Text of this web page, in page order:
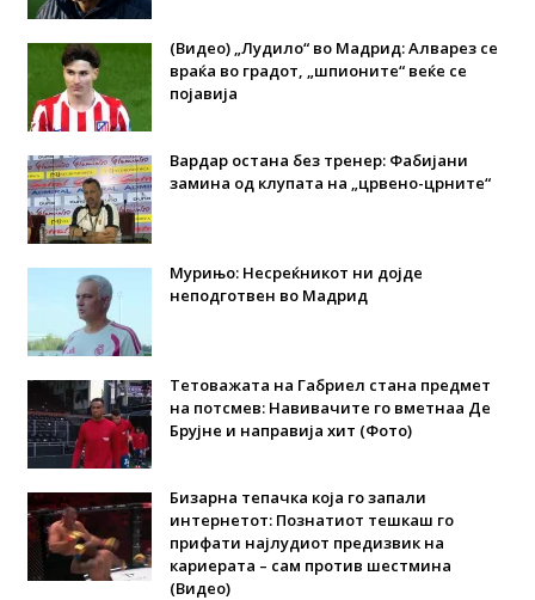
(Видео) „Лудило“ во Мадрид: Алварез се
враќа во градот, „шпионите“ веќе се
појавија
Вардар остана без тренер: Фабијани
замина од клупата на „црвено-црните“
Мурињо: Несреќникот ни дојде
неподготвен во Мадрид
Тетоважата на Габриел стана предмет
на потсмев: Навивачите го вметнаа Де
Брујне и направија хит (Фото)
Бизарна тепачка која го запали
интернетот: Познатиот тешкаш го
прифати најлудиот предизвик на
кариерата – сам против шестмина
(Видео)